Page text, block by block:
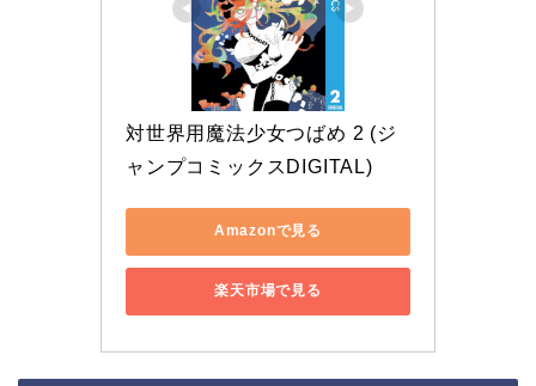
対世界用魔法少女つばめ 2 (ジ
ャンプコミックスDIGITAL)
Amazonで見る
楽天市場で見る